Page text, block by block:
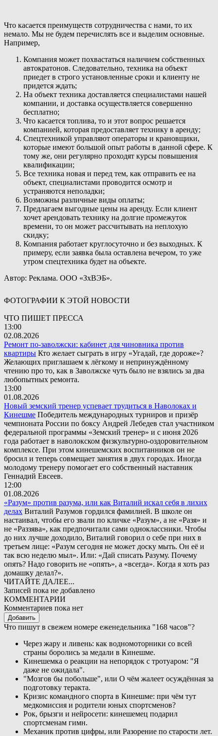
Что касается преимуществ сотрудничества с нами, то их
немало. Мы не будем перечислять все и выделим основные.
Например,
Компания может похвастаться наличием собственных
автократонов. Следовательно, техника на объект
приедет в строго установленные сроки и клиенту не
придется ждать;
На объект техника доставляется специалистами нашей
компании, и доставка осуществляется совершенно
бесплатно;
Что касается топлива, то и этот вопрос решается
компанией, которая предоставляет технику в аренду;
Спецтехникой управляют операторы и крановщики,
которые имеют большой опыт работы в данной сфере. К
тому же, они регулярно проходят курсы повышения
квалификации;
Все техника новая и перед тем, как отправить ее на
объект, специалистами проводится осмотр и
устраняются неполадки;
Возможны различные виды оплаты;
Предлагаем выгодные цены на аренду. Если клиент
хочет арендовать технику на долгие промежуток
времени, то он может рассчитывать на неплохую
скидку;
Компания работает круглосуточно и без выходных. К
примеру, если заявка была оставлена вечером, то уже
утром спецтехника будет на объекте.
Автор: Реклама. ООО «ЗхВЭБ».
ФОТОГРАФИИ К ЭТОЙ НОВОСТИ
ЧТО ПИШЕТ ПРЕССА
13:00
02.08.2026
Ремонт по-заволжски: кабинет для чиновника против
квартиры Кто желает сыграть в игру «Угадай, где дороже»?
Желающих приглашаем к лёгкому и непринуждённому
чтению про то, как в Заволжске чуть было не взялись за два
любопытных ремонта.
13:00
01.08.2026
Новый земский тренер успевает трудиться в Наволоках и
Кинешме Победитель международных турниров и призёр
чемпионата России по боксу Андрей Лебедев стал участником
федеральной программы «Земский тренер» и с июня 2026
года работает в наволокском физкультурно-оздоровительном
комплексе. При этом кинешемских воспитанников он не
бросил и теперь совмещает занятия в двух городах. Иногда
молодому тренеру помогает его собственный наставник
Геннадий Евсеев.
12:00
01.08.2026
«Разум» против разума, или как Виталий искал себя в лихих
делах Виталий Разумов гордился фамилией. В школе он
настаивал, чтобы его звали по кличке «Разум», а не «Разя» и
не «Раззява», как предпочитали сами одноклассники. Чтобы
до них лучше доходило, Виталий говорил о себе при них в
третьем лице: «Разум сегодня не может доску мыть. Он её и
так всю неделю мыл». Или: «Дай списать Разуму. Почему
опять? Надо говорить не «опять», а «всегда». Когда я хоть раз
домашку делал?».
ЧИТАЙТЕ ДАЛЕЕ...
Записей пока не добавлено
КОММЕНТАРИИ
Комментариев пока нет
Добавить
Что пишут в свежем номере еженедельника "168 часов"?
Через жару и ливень: как водномоторники со всей
страны боролись за медали в Кинешме.
Кинешемка о реакции на непорядок с тротуаром: "Я
даже не ожидала".
"Мозгов бы побольше", или О чём жалеет осуждённая за
подготовку теракта.
Кризис командного спорта в Кинешме: при чём тут
медкомиссия и родители юных спортсменов?
Рок, брызги и нейросети: кинешемец подарил
спортсменам гимн.
Механик против цифры, или Разорение по старости лет.